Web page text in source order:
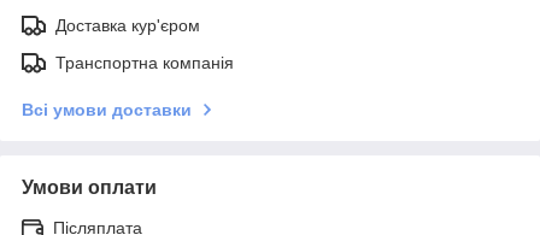
Доставка кур'єром
Транспортна компанія
Всі умови доставки
Умови оплати
Післяплата